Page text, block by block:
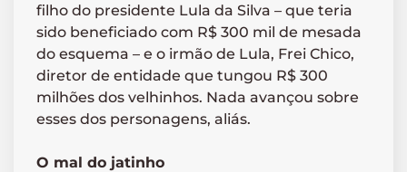
filho do presidente Lula da Silva – que teria
sido beneficiado com R$ 300 mil de mesada
do esquema – e o irmão de Lula, Frei Chico,
diretor de entidade que tungou R$ 300
milhões dos velhinhos. Nada avançou sobre
esses dos personagens, aliás.
O mal do jatinho